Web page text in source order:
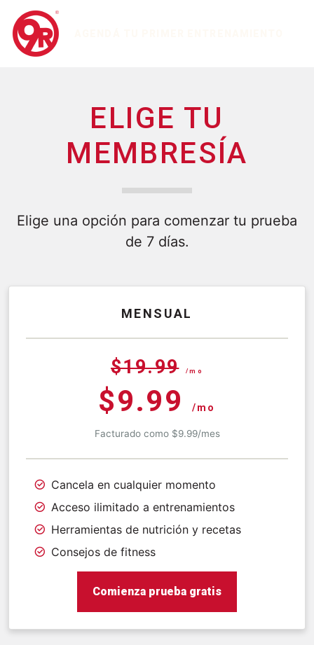
ELIGE TU
MEMBRESÍA
Elige una opción para comenzar tu prueba
de 7 días.
MENSUAL
$19.99 /mo
$9.99 /mo
Facturado como $9.99/mes
Cancela en cualquier momento
Acceso ilimitado a entrenamientos
Herramientas de nutrición y recetas
Consejos de fitness
Comienza prueba gratis